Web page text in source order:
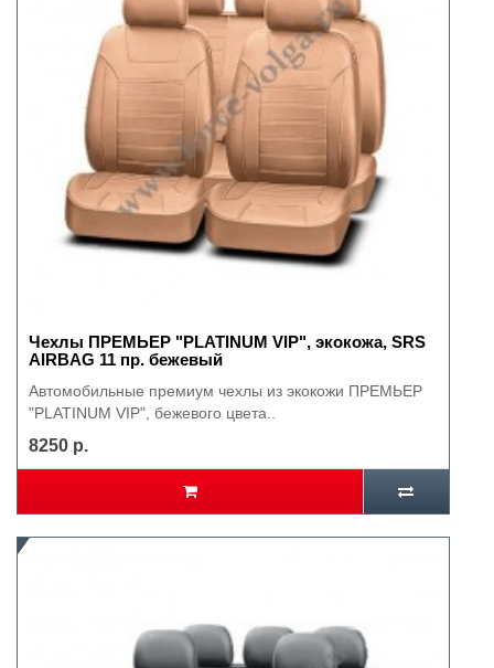
Чехлы ПРЕМЬЕР "PLATINUM VIP", экокожа, SRS
AIRBAG 11 пр. бежевый
Автомобильные премиум чехлы из экокожи ПРЕМЬЕР
"PLATINUM VIP", бежевого цвета..
8250 р.